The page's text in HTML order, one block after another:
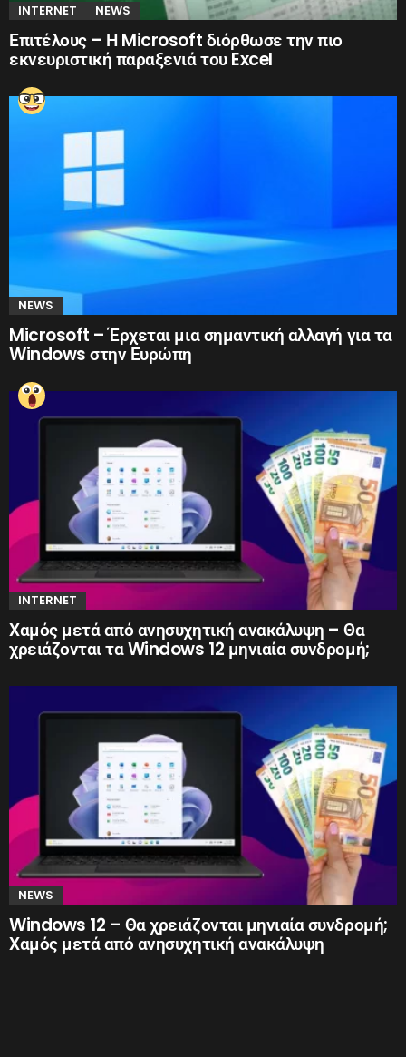
INTERNET NEWS
Επιτέλους – Η Microsoft διόρθωσε την πιο
εκνευριστική παραξενιά του Excel
NEWS
Microsoft – Έρχεται μια σημαντική αλλαγή για τα
Windows στην Ευρώπη
INTERNET
Χαμός μετά από ανησυχητική ανακάλυψη – Θα
χρειάζονται τα Windows 12 μηνιαία συνδρομή;
NEWS
Windows 12 – Θα χρειάζονται μηνιαία συνδρομή;
Χαμός μετά από ανησυχητική ανακάλυψη